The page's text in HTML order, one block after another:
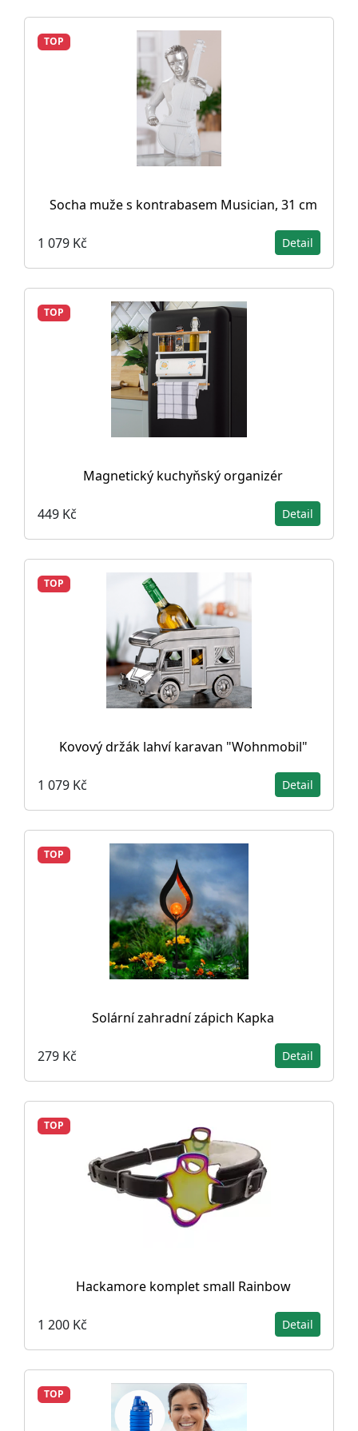
TOP
Socha muže s kontrabasem Musician, 31 cm
1 079 Kč Detail
TOP
Magnetický kuchyňský organizér
449 Kč Detail
TOP
Kovový držák lahví karavan "Wohnmobil"
1 079 Kč Detail
TOP
Solární zahradní zápich Kapka
279 Kč Detail
TOP
Hackamore komplet small Rainbow
1 200 Kč Detail
TOP